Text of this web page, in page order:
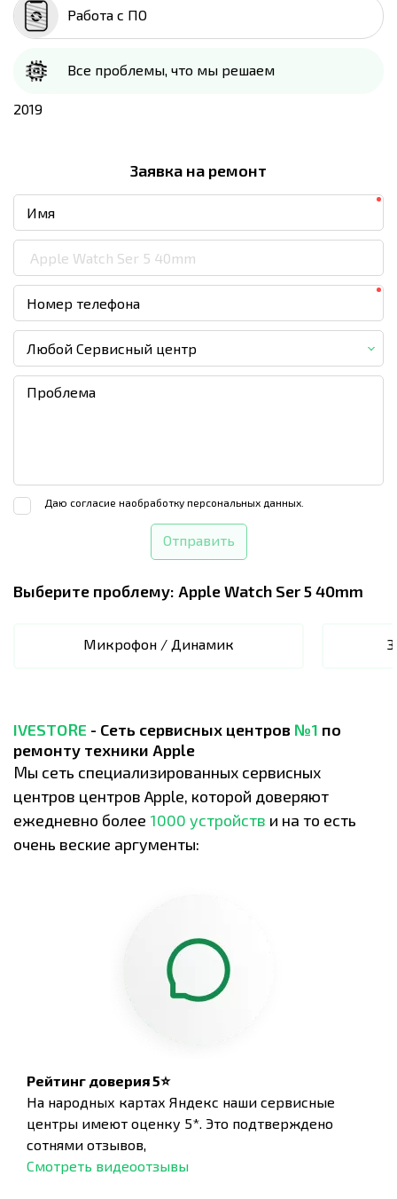
Работа с ПО
Все проблемы, что мы решаем
2019
Заявка на ремонт
Любой Сервисный центр
Даю согласие наобработку персональных данных.
Отправить
Выберите проблему: Apple Watch Ser 5 40mm
Микрофон / Динамик
IVESTORE - Сеть сервисных центров №1 по
ремонту техники Apple
Мы сеть специализированных сервисных
центров центров Apple, которой доверяют
ежедневно более 1000 устройств и на то есть
очень веские аргументы:
Рейтинг доверия 5⭐
На народных картах Яндекс наши сервисные
центры имеют оценку 5*. Это подтверждено
сотнями отзывов,
Смотреть видеоотзывы